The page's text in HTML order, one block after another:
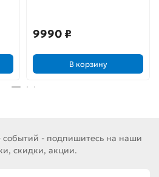
with Build-A-Figurepiece &
9990 ₽
В корзину
событий - подпишитесь на наши
скидки, акции.